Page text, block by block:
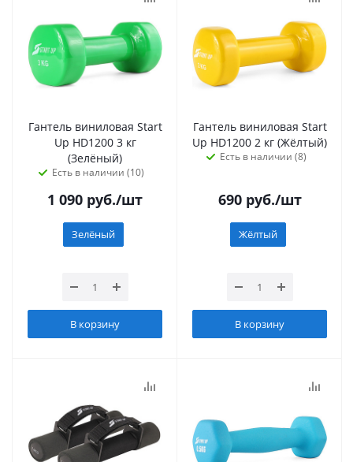
Гантель виниловая Start
Up HD1200 3 кг
(Зелёный)
Есть в наличии (10)
1 090 руб./шт
Зелёный
В корзину
Гантель виниловая Start
Up HD1200 2 кг (Жёлтый)
Есть в наличии (8)
690руб./шт
Жёлтый
В корзину